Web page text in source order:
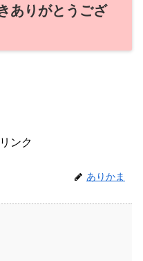
ありがとうござ
ンク
ありかま